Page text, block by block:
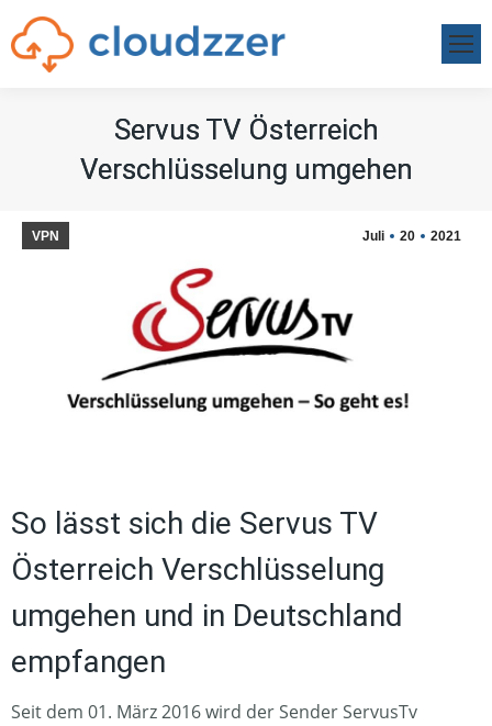
Servus TV Österreich
Verschlüsselung umgehen
Servus TV Österreich
Verschlüsselung umgehen
Juli 20 2021
VPN
So lässt sich die Servus TV
Österreich Verschlüsselung
umgehen und in Deutschland
empfangen
Seit dem 01. März 2016 wird der Sender ServusTv